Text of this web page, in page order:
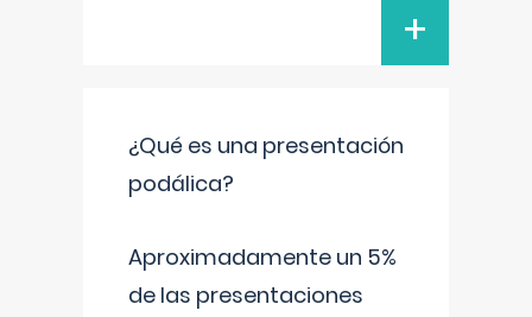
+
¿Qué es una presentación
podálica?
Aproximadamente un 5%
de las presentaciones